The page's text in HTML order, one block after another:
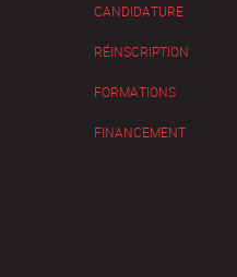
CANDIDATURE
RÉINSCRIPTION
FORMATIONS
FINANCEMENT